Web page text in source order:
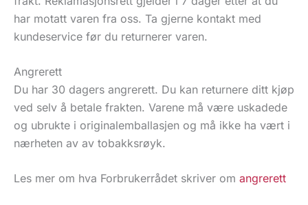
har motatt varen fra oss. Ta gjerne kontakt med
kundeservice før du returnerer varen.
Angrerett
Du har 30 dagers angrerett. Du kan returnere ditt kjøp
ved selv å betale frakten. Varene må være uskadede
og ubrukte i originalemballasjen og må ikke ha vært i
nærheten av av tobakksrøyk.
Les mer om hva Forbrukerrådet skriver om angrerett